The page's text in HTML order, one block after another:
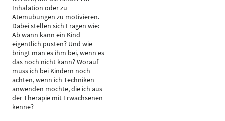
Inhalation oder zu
Atemübungen zu motivieren.
Dabei stellen sich Fragen wie:
Ab wann kann ein Kind
eigentlich pusten? Und wie
bringt man es ihm bei, wenn es
das noch nicht kann? Worauf
muss ich bei Kindern noch
achten, wenn ich Techniken
anwenden möchte, die ich aus
der Therapie mit Erwachsenen
kenne?